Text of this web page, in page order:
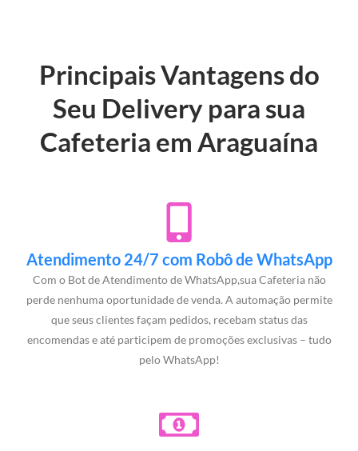
Principais Vantagens do
Seu Delivery para sua
Cafeteria em Araguaína
Atendimento 24/7 com Robô de WhatsApp
Com o Bot de Atendimento de WhatsApp,sua Cafeteria não
perde nenhuma oportunidade de venda. A automação permite
que seus clientes façam pedidos, recebam status das
encomendas e até participem de promoções exclusivas – tudo
pelo WhatsApp!